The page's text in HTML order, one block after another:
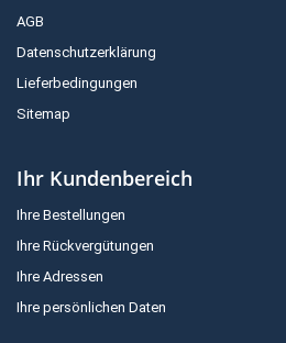
AGB
Datenschutzerklärung
Lieferbedingungen
Sitemap
Ihr Kundenbereich
Ihre Bestellungen
Ihre Rückvergütungen
Ihre Adressen
Ihre persönlichen Daten